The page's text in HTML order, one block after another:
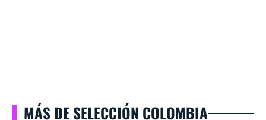
MÁS DE SELECCIÓN COLOMBIA